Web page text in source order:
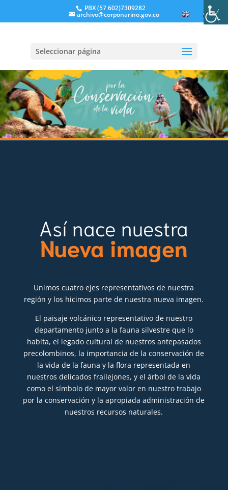
PBX (57 602)7309282
archivo@corponarino.gov.co
Seleccionar página
Así nace nuestra
Nueva imagen
Unimos cuatro ejes representativos de nuestra
región y los hicimos parte de nuestra nueva imagen.
El paisaje volcánico representativo de nuestro
departamento junto a la fauna silvestre que lo
habita, el legado cultural de nuestros antepasados
precolombinos, la importancia de la conservación de
la vida de la fauna y la flora representada en
nuestros delicados frailejones, y el árbol de la vida
como el símbolo de mayor valor en nuestro trabajo
por la conservación y la apropiada administración de
nuestros recursos naturales.
ES